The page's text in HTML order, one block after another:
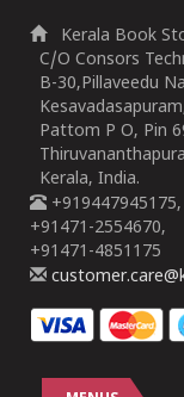
Kerala Book
C/O Consors
B-30,Pillaveedu
Pattom P O, Pin
Kerala, India.
+919447945175,
+91471-2554670,
+91471-4851175